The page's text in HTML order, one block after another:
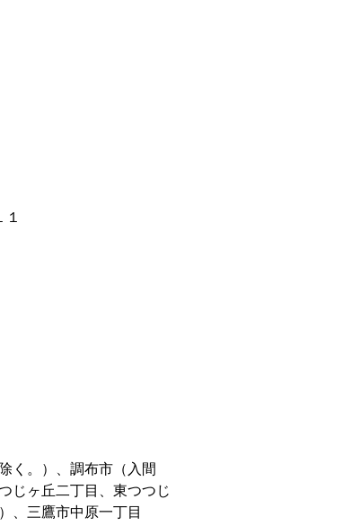
く。）、調布市（入間
じヶ丘二丁目、東つつじ
、三鷹市中原一丁目